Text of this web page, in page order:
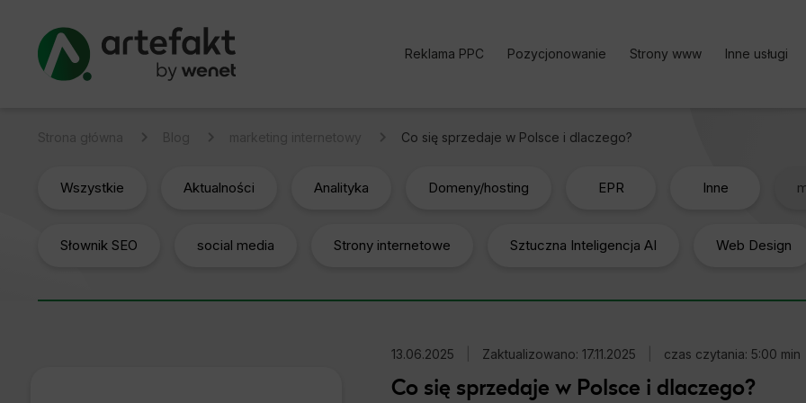
Reklama PPC
Google Ads cennik
Reklama TikTok Ads
Reklama Microsoft Ads
Ads
Pozycjonowanie
Pozycjonowanie lokalne
Pozycjonowanie marki
Usługi SEO
Strony www Inne usługi
Content
Social
Strona główna Blog marketing internetowy Co się sprzedaje w Polsce i dlaczego?
Wszystkie Aktualności Analityka Domeny/hosting EPR Inne
Słownik SEO social media Strony internetowe Sztuczna Inteligencja AI Web Design
13.06.2025 Zaktualizowano: 17.11.2025 czas czytania: 5:00 min
Co się sprzedaje w Polsce i dlaczego?